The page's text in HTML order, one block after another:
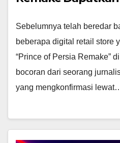
Sebelumnya telah beredar
beberapa digital retail store
“Prince of Persia Remake”
bocoran dari seorang
yang mengkonfirmasi